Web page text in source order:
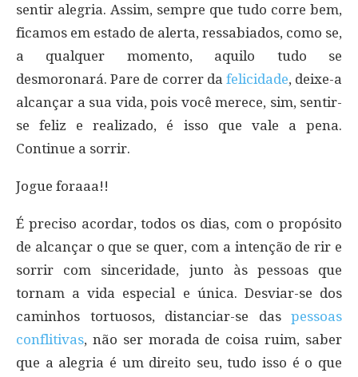
sentir alegria. Assim, sempre que tudo corre bem,
ficamos em estado de alerta, ressabiados, como se,
a qualquer momento, aquilo tudo se
desmoronará. Pare de correr da felicidade, deixe-a
alcançar a sua vida, pois você merece, sim, sentir-
se feliz e realizado, é isso que vale a pena.
Continue a sorrir.
Jogue foraaa!!
É preciso acordar, todos os dias, com o propósito
de alcançar o que se quer, com a intenção de rir e
sorrir com sinceridade, junto às pessoas que
tornam a vida especial e única. Desviar-se dos
caminhos tortuosos, distanciar-se das pessoas
conflitivas, não ser morada de coisa ruim, saber
que a alegria é um direito seu, tudo isso é o que